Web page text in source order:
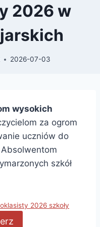
2026 w
2026-07-03
wysokich
za ogrom
uczniów do
szkół
2026 szkoły